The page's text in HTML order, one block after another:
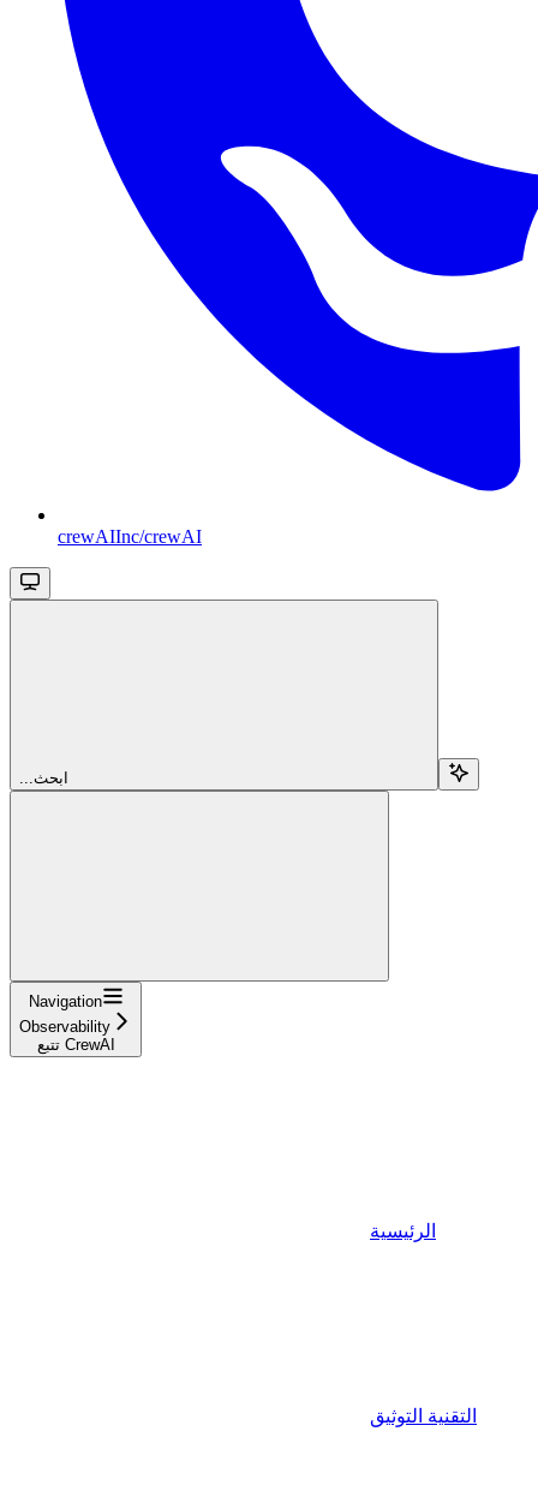
crewAIInc/crewAI
...ابحث
Navigation
Observability
تتبع CrewAI
الرئيسية
التقنية التوثيق